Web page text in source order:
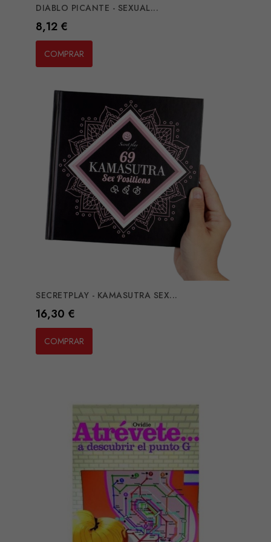
DIABLO PICANTE - SEXUAL...
Preço
8,12 €
COMPRAR
SECRETPLAY - KAMASUTRA SEX...
Preço
16,30 €
COMPRAR